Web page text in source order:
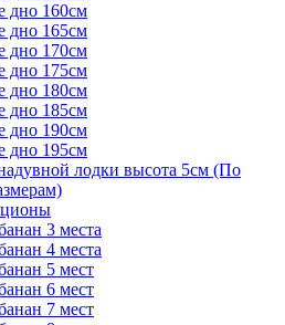
дно 160см
дно 165см
дно 170см
дно 175см
дно 180см
дно 185см
дно 190см
дно 195см
лодки высота 5см (По
3 места
4 места
5 мест
6 мест
7 мест